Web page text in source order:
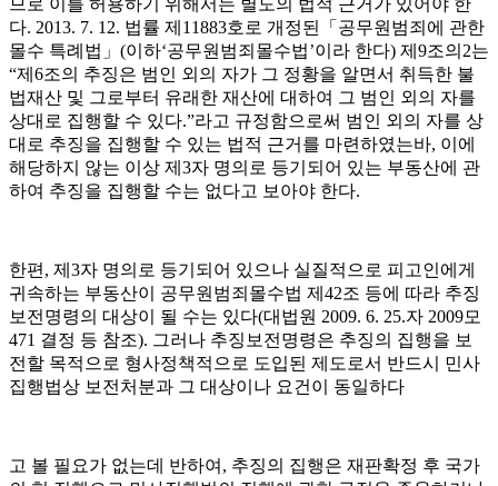
다. 2013. 7. 12. 법률 제 11883호로 개정된 「 공무원범죄에 관한
몰수 특례법 」 (이하‘공무원범죄몰수법’이라 한다) 제 9조의 2는
“제 6조의 추징은 범인 외의 자가 그 정황을 알면서 취득한 불
법재산 및 그로부터 유래한 재산에 대하여 그 범인 외의 자를
상대로 집행할 수 있다.”라고 규정함으로써 범인 외의 자를 상
대로 추징을 집행할 수 있는 법적 근거를 마련하였는바, 이에
해당하지 않는 이상 제 3자 명의로 등기되어 있는 부동산에 관
하여 추징을 집행할 수는 없다고 보아야 한다.
한편 , 제 3자 명의로 등기되어 있으나 실질적으로 피고인에게
귀속하는 부동산이 공무원범죄몰수법 제 42조 등에 따라 추징
보전명령의 대상이 될 수는 있다(대법원 2009. 6. 25.자 2009모
471 결정 등 참조). 그러나 추징보전명령은 추징의 집행을 보
전할 목적으로 형사정책적으로 도입된 제도로서 반드시 민사
집행법상 보전처분과 그 대상이나 요건이 동일하다
고 볼 필요가 없는데 반하여 , 추징의 집행은 재판확정 후 국가